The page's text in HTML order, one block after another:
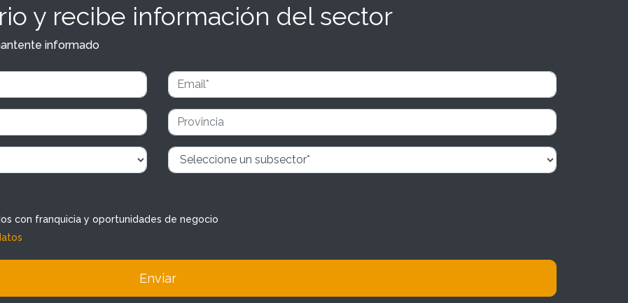
y recibe información del sector
informado
con franquicia y oportunidades de negocio
Enviar